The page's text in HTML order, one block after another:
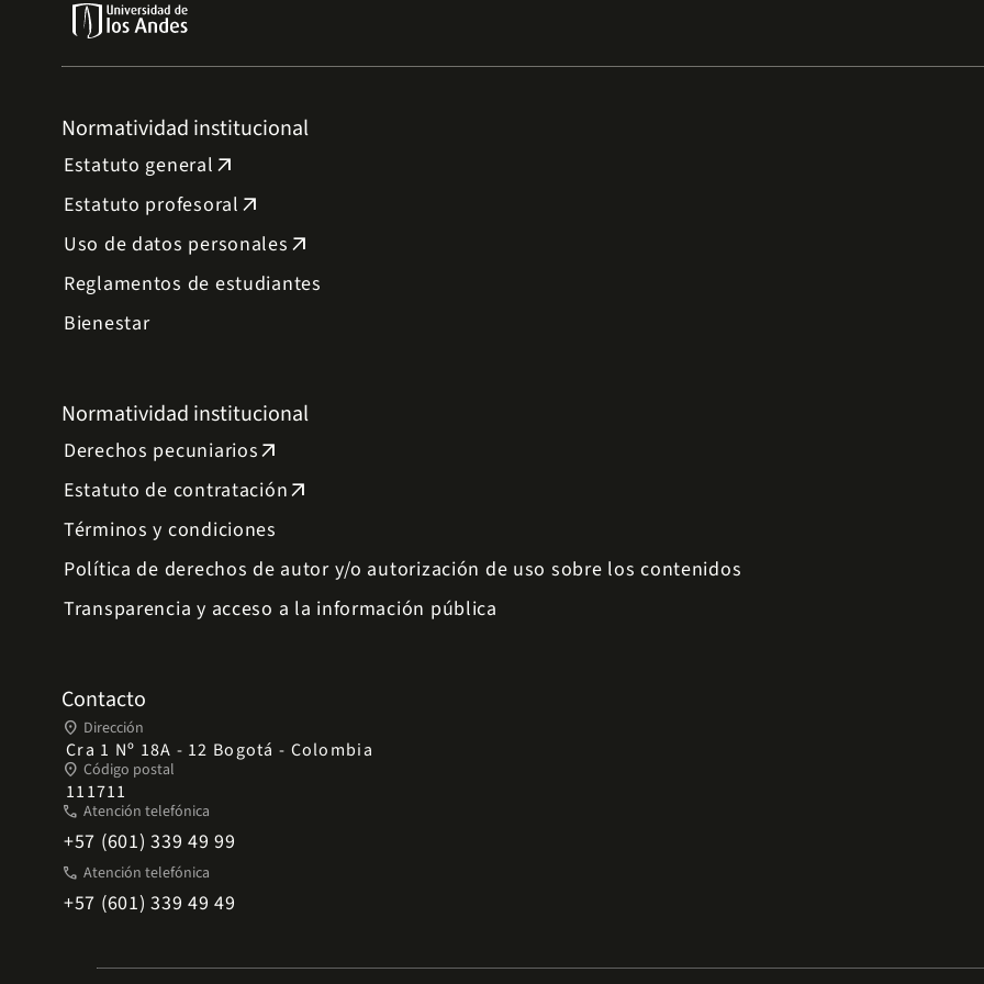
Normatividad institucional
Estatuto general arrow_outward
Estatuto profesoral arrow_outward
Uso de datos personales arrow_outward
Reglamentos de estudiantes
Bienestar
Normatividad institucional
Derechos pecuniariosarrow_outward
Estatuto de contrataciónarrow_outward
Términos y condiciones
Política de derechos de autor y/o autorización de uso sobre los contenidos
Transparencia y acceso a la información pública
Contacto
place Dirección
Cra 1 Nº 18A - 12 Bogotá - Colombia
place Código postal
111711
phone Atención telefónica
+57 (601) 339 49 99
phone Atención telefónica
+57 (601) 339 49 49